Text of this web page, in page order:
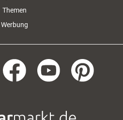
Themen
Werbung